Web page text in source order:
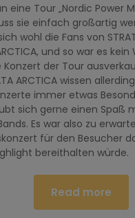
eine Tour „Nordic Power
sie einfach großartig
wohl die Fans von
und so war es
der Tour
ARCTICA wissen
immer etwas
sich gerne einen Spaß
Es war also zu
für den Besucher
bereithalten würde.
Read more